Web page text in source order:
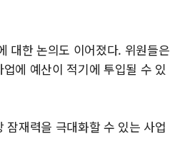
대한 논의도 이어졌다. 위원들은
에 예산이 적기에 투입될 수 있
잠재력을 극대화할 수 있는 사업